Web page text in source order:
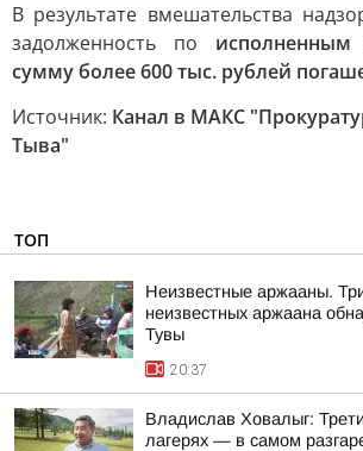
В результате вмешательства
задолженность по
сумму более 600 тыс. рублей
Источник: Канал в МАКС
Тыва"
ТОП
Неизвестные аржааны.
неизвестных аржаана
Тувы
20:37
Владислав Ховалыг:
лагерях — в самом